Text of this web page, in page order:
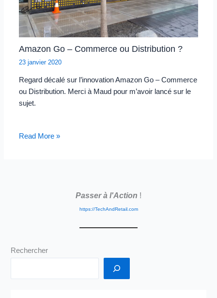
Amazon Go – Commerce ou Distribution ?
23 janvier 2020
Regard décalé sur l’innovation Amazon Go – Commerce
ou Distribution. Merci à Maud pour m’avoir lancé sur le
sujet.
Read More »
Passer à l'Action !
https://TechAndRetail.com
Rechercher